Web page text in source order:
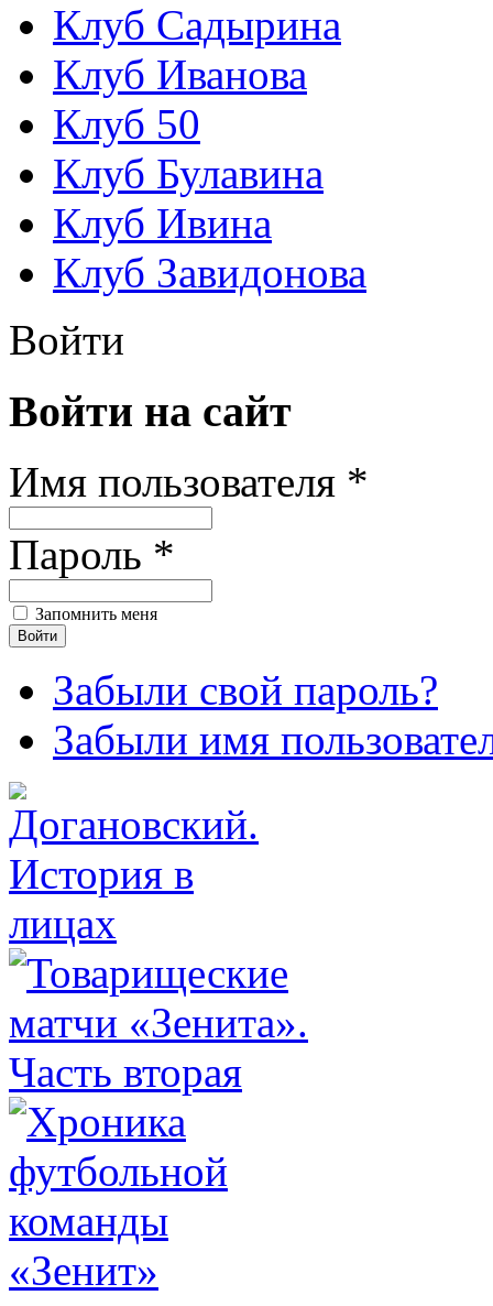
Клуб Садырина
Клуб Иванова
Клуб 50
Клуб Булавина
Клуб Ивина
Клуб Завидонова
Войти
Войти на сайт
Имя пользователя *
Пароль *
Запомнить меня
Забыли свой пароль?
Забыли имя